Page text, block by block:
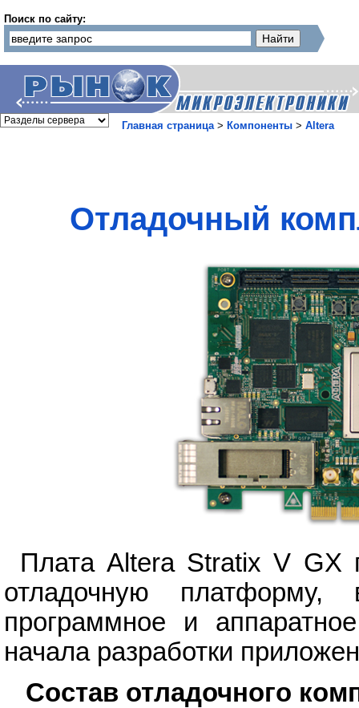
Поиск по сайту:
Главная страница> Компоненты > Altera
Отладочный
Плата Altera Stratix V GX
отладочную
программное и
начала разработки
Состав отладочного